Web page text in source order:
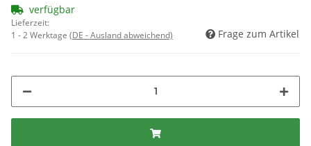
verfügbar
Lieferzeit:
1 - 2 Werktage (DE - Ausland abweichend) Frage zum Artikel